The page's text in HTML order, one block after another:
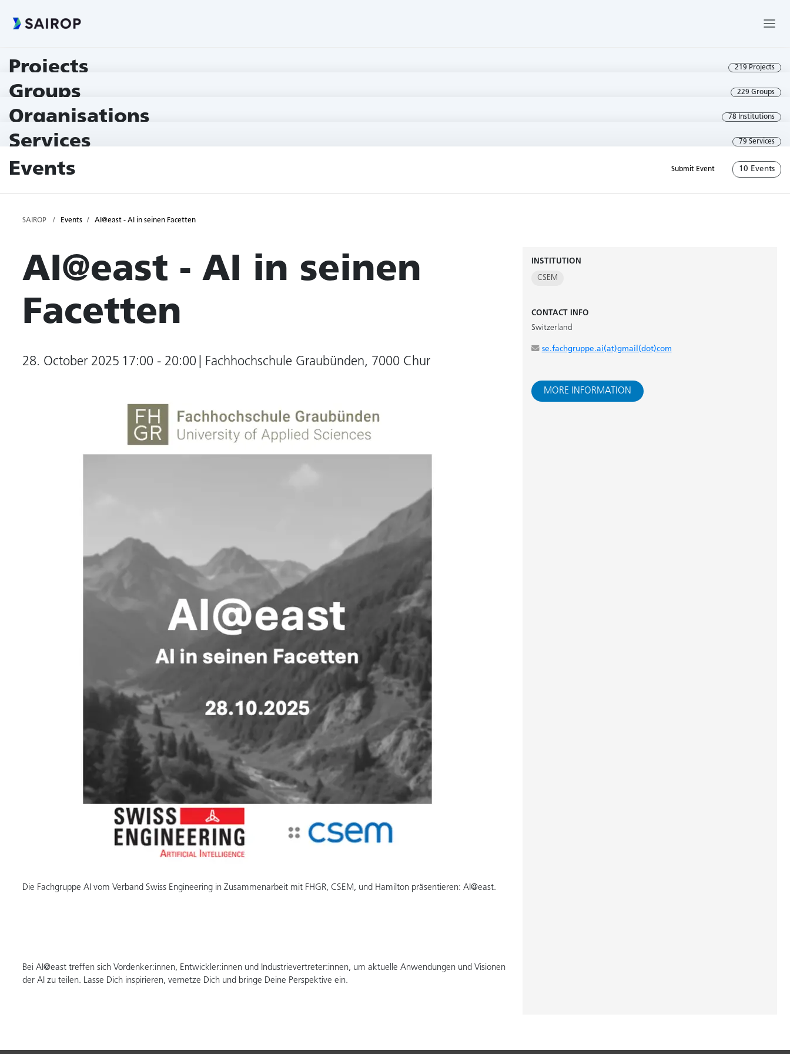
Projects 219 Projects
Groups 229 Groups
Organisations 78 Institutions
Services 79 Services
Events Submit Event 10 Events
SAIROP Events AI@east - AI in seinen Facetten
AI@east - AI in seinen
Facetten
28. October 2025 17:00 - 20:00 | Fachhochschule Graubünden, 7000 Chur
Die Fachgruppe AI vom Verband Swiss Engineering in Zusammenarbeit mit FHGR, CSEM, und Hamilton präsentieren: AI@east.
Bei AI@east treffen sich Vordenker:innen, Entwickler:innen und Industrievertreter:innen, um aktuelle Anwendungen und Visionen
der AI zu teilen. Lasse Dich inspirieren, vernetze Dich und bringe Deine Perspektive ein.
INSTITUTION
CSEM
CONTACT INFO
Switzerland
se.fachgruppe.ai(at)gmail(dot)com
MORE INFORMATION